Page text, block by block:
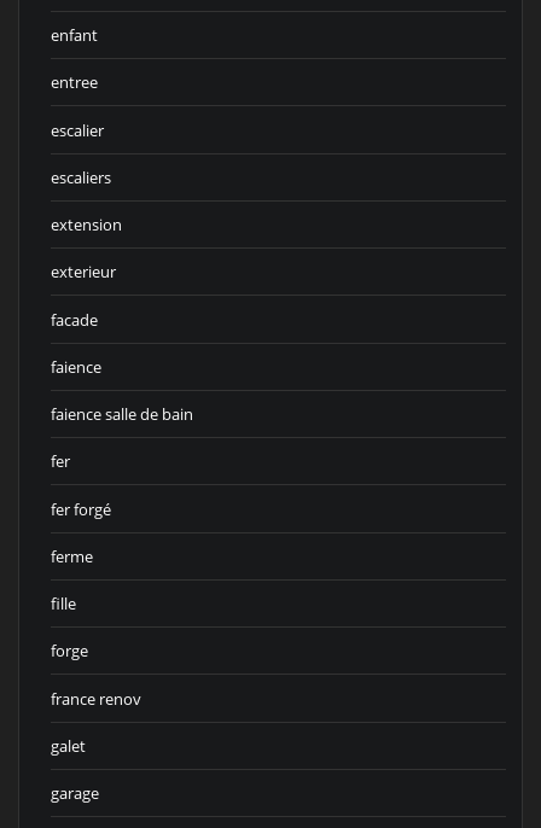
enfant
entree
escalier
escaliers
extension
exterieur
facade
faience
faience salle de bain
fer
fer forgé
ferme
fille
forge
france renov
galet
garage